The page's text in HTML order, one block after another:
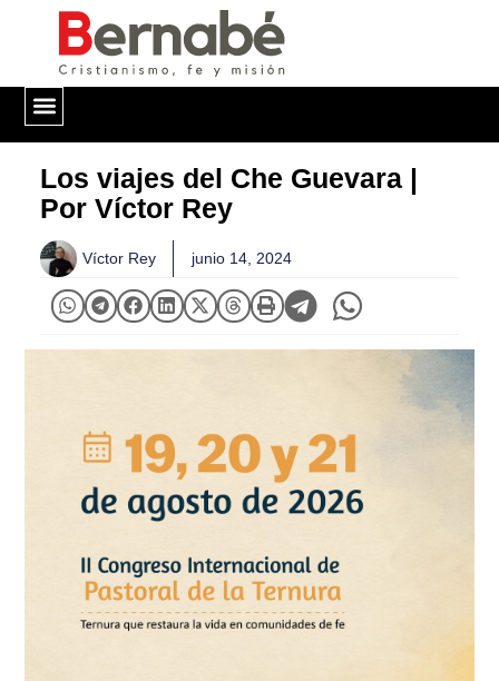
Los viajes del Che Guevara |
Por Víctor Rey
Víctor Rey junio 14, 2024